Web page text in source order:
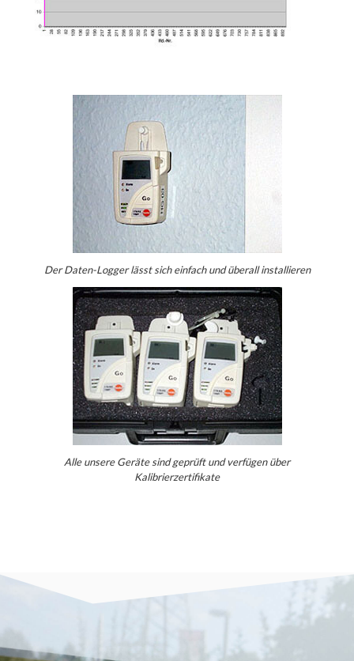
Der Daten-Logger lässt sich einfach und überall installieren
Alle unsere Geräte sind geprüft und verfügen über
Kalibrierzertifikate